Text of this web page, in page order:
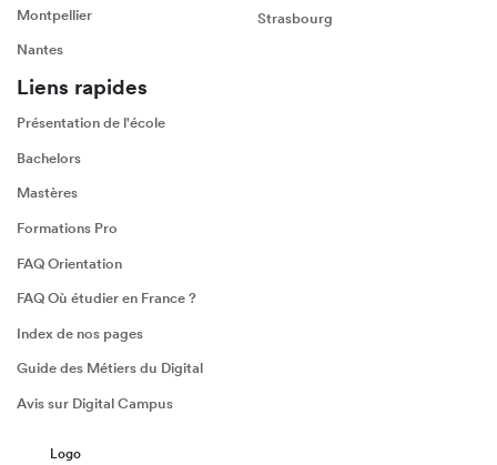
Montpellier
Nantes
Strasbourg
Liens rapides
Présentation de l'école
Bachelors
Mastères
Formations Pro
FAQ Orientation
FAQ Où étudier en France ?
Index de nos pages
Guide des Métiers du Digital
Avis sur Digital Campus
Logo